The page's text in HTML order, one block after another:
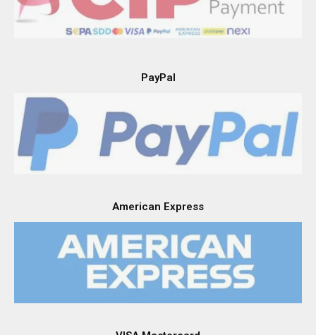
Il nostro sistema di pagamento
Sistema Pagamento Rateale
PayPal